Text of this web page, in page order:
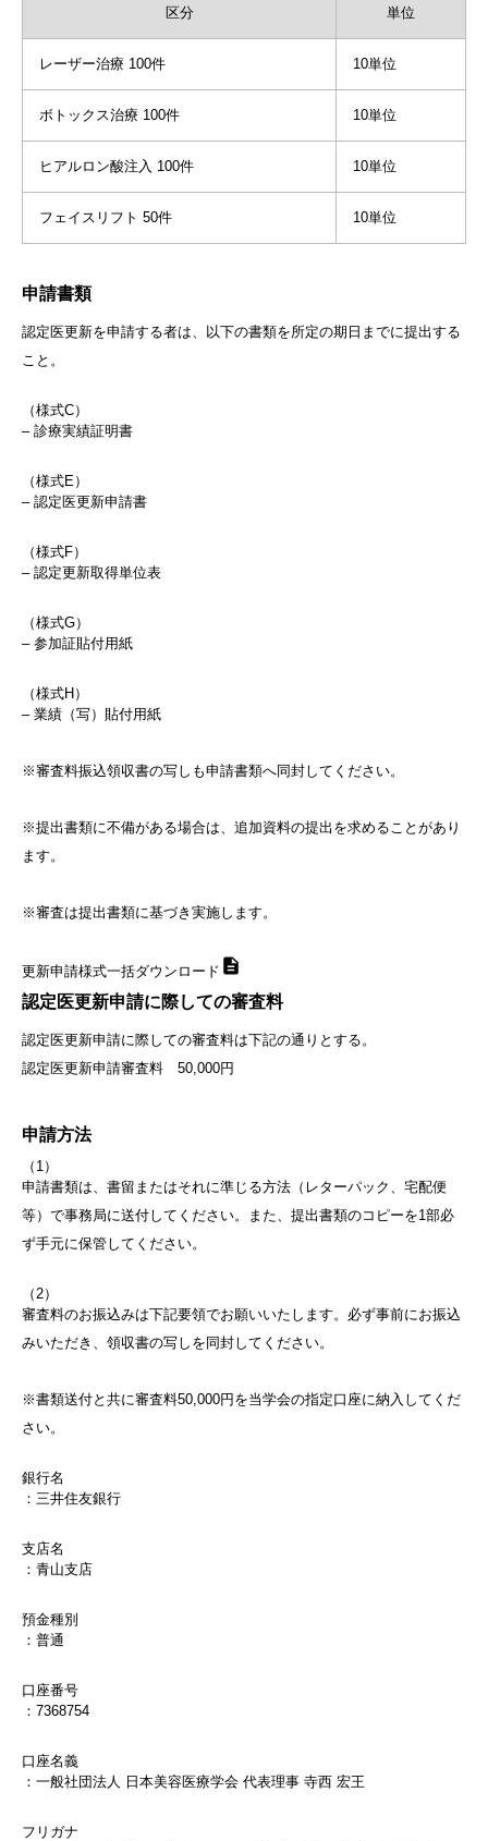
区分 単位
レーザー治療 100件 10単位
ボトックス治療 100件 10単位
ヒアルロン酸注入 100件 10単位
フェイスリフト 50件 10単位
申請書類
認定医更新を申請する者は、以下の書類を所定の期日までに提出する
こと。
（様式C）
– 診療実績証明書
（様式E）
– 認定医更新申請書
（様式F）
– 認定更新取得単位表
（様式G）
– 参加証貼付用紙
（様式H）
– 業績（写）貼付用紙
※審査料振込領収書の写しも申請書類へ同封してください。
※提出書類に不備がある場合は、追加資料の提出を求めることがあり
ます。
※審査は提出書類に基づき実施します。
更新申請様式一括ダウンロード
認定医更新申請に際しての審査料
認定医更新申請に際しての審査料は下記の通りとする。
認定医更新申請審査料 50,000円
申請方法
（1）
申請書類は、書留またはそれに準じる方法（レターパック、宅配便
等）で事務局に送付してください。また、提出書類のコピーを1部必
ず手元に保管してください。
（2）
審査料のお振込みは下記要領でお願いいたします。必ず事前にお振込
みいただき、領収書の写しを同封してください。
※書類送付と共に審査料50,000円を当学会の指定口座に納入してくだ
さい。
銀行名
：三井住友銀行
支店名
：青山支店
預金種別
：普通
口座番号
：7368754
口座名義
：一般社団法人 日本美容医療学会 代表理事 寺西 宏王
フリガナ